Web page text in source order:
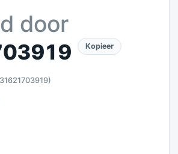
Nog geen meldingen over dit
door
Kopieer